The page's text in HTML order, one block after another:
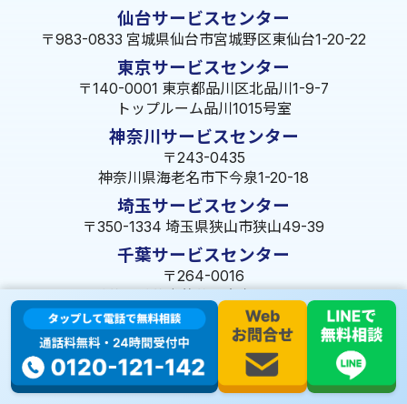
仙台サービスセンター
〒983-0833 宮城県仙台市宮城野区東仙台1-20-22
東京サービスセンター
〒140-0001 東京都品川区北品川1-9-7
トップルーム品川1015号室
神奈川サービスセンター
〒243-0435
神奈川県海老名市下今泉1-20-18
埼玉サービスセンター
〒350-1334 埼玉県狭山市狭山49-39
千葉サービスセンター
〒264-0016
千葉県千葉市若葉区大宮町1288-7
茨城サービスセンター
〒309-1717 茨城県笠間市旭町322-2 102号
長野サービスセンター
〒380-0921 長野県長野市大字栗田653-141 皐月ビル